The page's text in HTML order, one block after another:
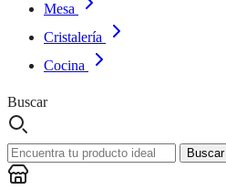
Mesa
Cristalería
Cocina
Buscar
Buscar